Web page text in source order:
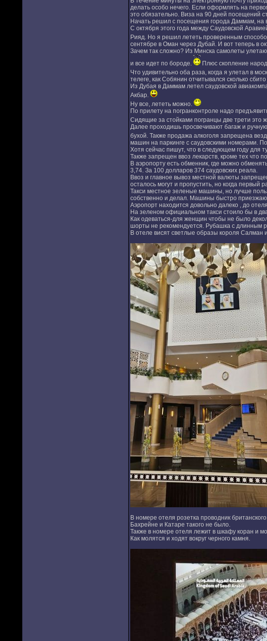
делать особо нечего. Если оформлять на
это обязательно. Виза на 90 дней посещений
Начать решил с посещения города Даммам,
С октября этого года между Саудовской
Рияд. Но я решил лететь проверенным
сентябре в Оман через Дубай. И вот теперь в
Зачем так сложно? Из Минска самолеты
и все идет по бороде.
Плюс скопление
Что удивительно оба раза, когда я улетал в
телеге, как Собянин отчитывался сколько
Из Дубая в Даммам летел саудовской
Акбар.
Ну все, лететь можно.
По прилету на погранконтроле надо
Сидящие за стойками погранцы две трети это
Далее проходишь просвечивают багаж и
бухой. Также продажа алкоголя запрещена
машин на паркинге с саудовскими номерами.
Хотя сейчас пишут, что в следующем году для
Также запрещен ввоз лекарств, кроме тех что
В аэропорту есть обменник, где можно
3,74. За 100 долларов 374 саудовских реала.
Ввоз и главное вывоз местной валюты
осталось могут и пропустить, но когда первый
Такси местное зеленые машины, но лучше
собственно и делал. Машины быстро
Аэропорт находится довольно далеко , до
На зеленом официальном такси стоило бы в
Как одеваться-для женщин чтобы не было
шорты не рекомендуется. Рубашка с длинным
В отеле висят светлые образы короля
В номере отеля розетка проводник
Бахрейне и Катаре такого не было.
Также в номере отеля лежит в шкафу коран и
Как молятся и ходят вокруг черного камня.